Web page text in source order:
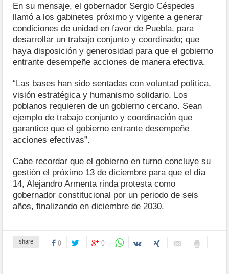
En su mensaje, el gobernador Sergio Céspedes
llamó a los gabinetes próximo y vigente a generar
condiciones de unidad en favor de Puebla, para
desarrollar un trabajo conjunto y coordinado; que
haya disposición y generosidad para que el gobierno
entrante desempeñe acciones de manera efectiva.
“Las bases han sido sentadas con voluntad política,
visión estratégica y humanismo solidario. Los
poblanos requieren de un gobierno cercano. Sean
ejemplo de trabajo conjunto y coordinación que
garantice que el gobierno entrante desempeñe
acciones efectivas”.
Cabe recordar que el gobierno en turno concluye su
gestión el próximo 13 de diciembre para que el día
14, Alejandro Armenta rinda protesta como
gobernador constitucional por un periodo de seis
años, finalizando en diciembre de 2030.
share 0 0